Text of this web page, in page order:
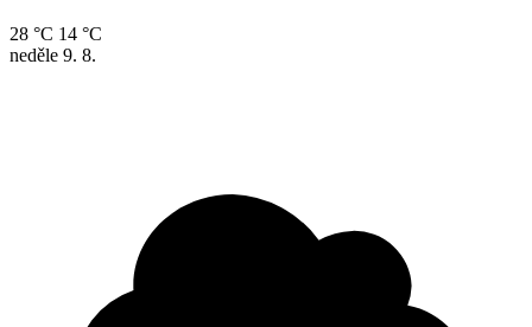
28 °C 14 °C
neděle 9. 8.